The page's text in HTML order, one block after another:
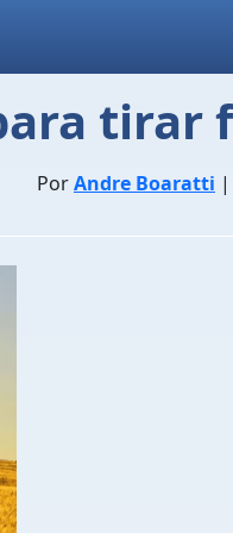
tirar
PorAndre Boaratti